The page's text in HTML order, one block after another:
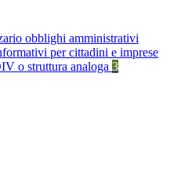
obblighi amministrativi
per cittadini e imprese
o struttura analoga 3